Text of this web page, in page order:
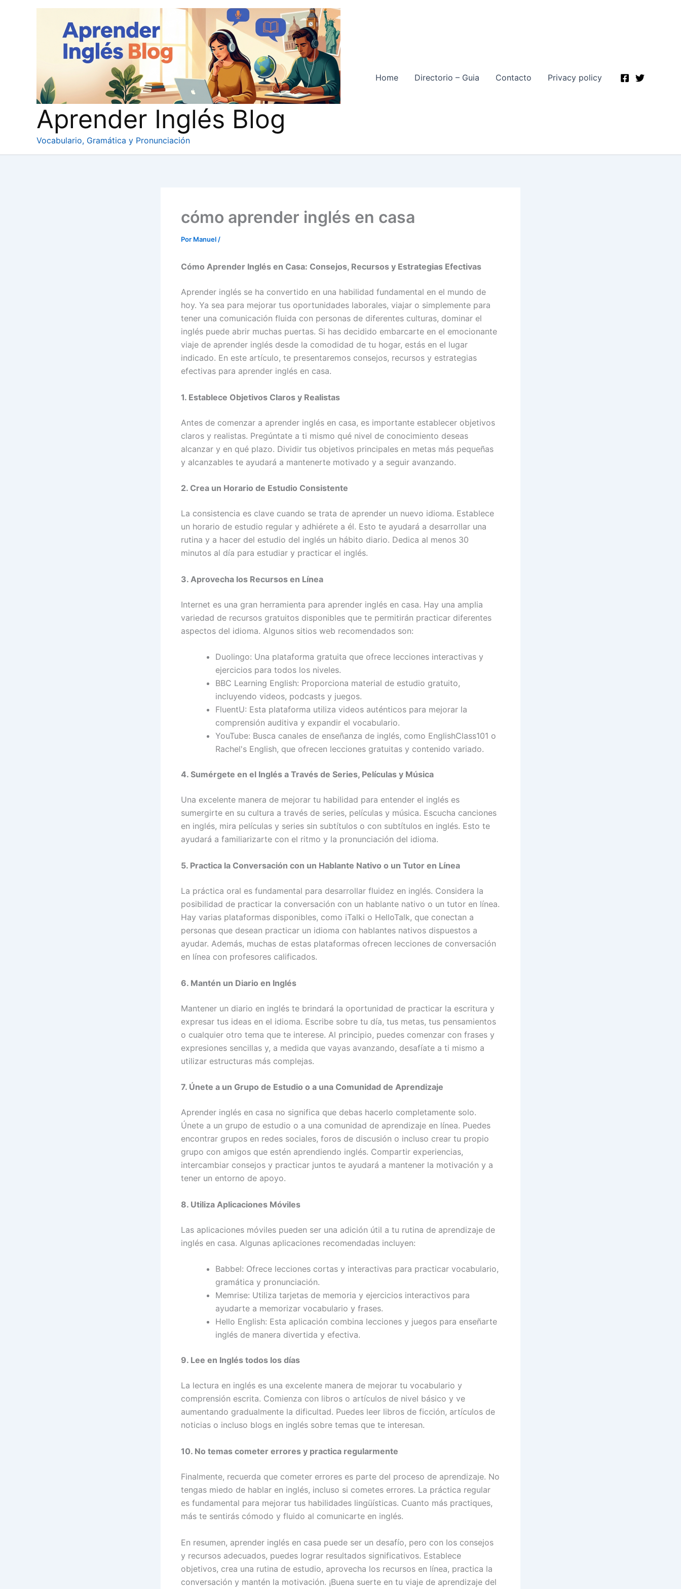
Aprender Inglés Blog
Vocabulario, Gramática y Pronunciación
Home Directorio – Guia Contacto Privacy policy
cómo aprender inglés en casa
Por Manuel /
Cómo Aprender Inglés en Casa: Consejos, Recursos y Estrategias Efectivas
Aprender inglés se ha convertido en una habilidad fundamental en el mundo de
hoy. Ya sea para mejorar tus oportunidades laborales, viajar o simplemente para
tener una comunicación fluida con personas de diferentes culturas, dominar el
inglés puede abrir muchas puertas. Si has decidido embarcarte en el emocionante
viaje de aprender inglés desde la comodidad de tu hogar, estás en el lugar
indicado. En este artículo, te presentaremos consejos, recursos y estrategias
efectivas para aprender inglés en casa.
1. Establece Objetivos Claros y Realistas
Antes de comenzar a aprender inglés en casa, es importante establecer objetivos
claros y realistas. Pregúntate a ti mismo qué nivel de conocimiento deseas
alcanzar y en qué plazo. Dividir tus objetivos principales en metas más pequeñas
y alcanzables te ayudará a mantenerte motivado y a seguir avanzando.
2. Crea un Horario de Estudio Consistente
La consistencia es clave cuando se trata de aprender un nuevo idioma. Establece
un horario de estudio regular y adhiérete a él. Esto te ayudará a desarrollar una
rutina y a hacer del estudio del inglés un hábito diario. Dedica al menos 30
minutos al día para estudiar y practicar el inglés.
3. Aprovecha los Recursos en Línea
Internet es una gran herramienta para aprender inglés en casa. Hay una amplia
variedad de recursos gratuitos disponibles que te permitirán practicar diferentes
aspectos del idioma. Algunos sitios web recomendados son:
Duolingo: Una plataforma gratuita que ofrece lecciones interactivas y
ejercicios para todos los niveles.
BBC Learning English: Proporciona material de estudio gratuito,
incluyendo videos, podcasts y juegos.
FluentU: Esta plataforma utiliza videos auténticos para mejorar la
comprensión auditiva y expandir el vocabulario.
YouTube: Busca canales de enseñanza de inglés, como EnglishClass101 o
Rachel's English, que ofrecen lecciones gratuitas y contenido variado.
4. Sumérgete en el Inglés a Través de Series, Películas y Música
Una excelente manera de mejorar tu habilidad para entender el inglés es
sumergirte en su cultura a través de series, películas y música. Escucha canciones
en inglés, mira películas y series sin subtítulos o con subtítulos en inglés. Esto te
ayudará a familiarizarte con el ritmo y la pronunciación del idioma.
5. Practica la Conversación con un Hablante Nativo o un Tutor en Línea
La práctica oral es fundamental para desarrollar fluidez en inglés. Considera la
posibilidad de practicar la conversación con un hablante nativo o un tutor en línea.
Hay varias plataformas disponibles, como iTalki o HelloTalk, que conectan a
personas que desean practicar un idioma con hablantes nativos dispuestos a
ayudar. Además, muchas de estas plataformas ofrecen lecciones de conversación
en línea con profesores calificados.
6. Mantén un Diario en Inglés
Mantener un diario en inglés te brindará la oportunidad de practicar la escritura y
expresar tus ideas en el idioma. Escribe sobre tu día, tus metas, tus pensamientos
o cualquier otro tema que te interese. Al principio, puedes comenzar con frases y
expresiones sencillas y, a medida que vayas avanzando, desafíate a ti mismo a
utilizar estructuras más complejas.
7. Únete a un Grupo de Estudio o a una Comunidad de Aprendizaje
Aprender inglés en casa no significa que debas hacerlo completamente solo.
Únete a un grupo de estudio o a una comunidad de aprendizaje en línea. Puedes
encontrar grupos en redes sociales, foros de discusión o incluso crear tu propio
grupo con amigos que estén aprendiendo inglés. Compartir experiencias,
intercambiar consejos y practicar juntos te ayudará a mantener la motivación y a
tener un entorno de apoyo.
8. Utiliza Aplicaciones Móviles
Las aplicaciones móviles pueden ser una adición útil a tu rutina de aprendizaje de
inglés en casa. Algunas aplicaciones recomendadas incluyen:
Babbel: Ofrece lecciones cortas y interactivas para practicar vocabulario,
gramática y pronunciación.
Memrise: Utiliza tarjetas de memoria y ejercicios interactivos para
ayudarte a memorizar vocabulario y frases.
Hello English: Esta aplicación combina lecciones y juegos para enseñarte
inglés de manera divertida y efectiva.
9. Lee en Inglés todos los días
La lectura en inglés es una excelente manera de mejorar tu vocabulario y
comprensión escrita. Comienza con libros o artículos de nivel básico y ve
aumentando gradualmente la dificultad. Puedes leer libros de ficción, artículos de
noticias o incluso blogs en inglés sobre temas que te interesan.
10. No temas cometer errores y practica regularmente
Finalmente, recuerda que cometer errores es parte del proceso de aprendizaje. No
tengas miedo de hablar en inglés, incluso si cometes errores. La práctica regular
es fundamental para mejorar tus habilidades lingüísticas. Cuanto más practiques,
más te sentirás cómodo y fluido al comunicarte en inglés.
En resumen, aprender inglés en casa puede ser un desafío, pero con los consejos
y recursos adecuados, puedes lograr resultados significativos. Establece
objetivos, crea una rutina de estudio, aprovecha los recursos en línea, practica la
conversación y mantén la motivación. ¡Buena suerte en tu viaje de aprendizaje del